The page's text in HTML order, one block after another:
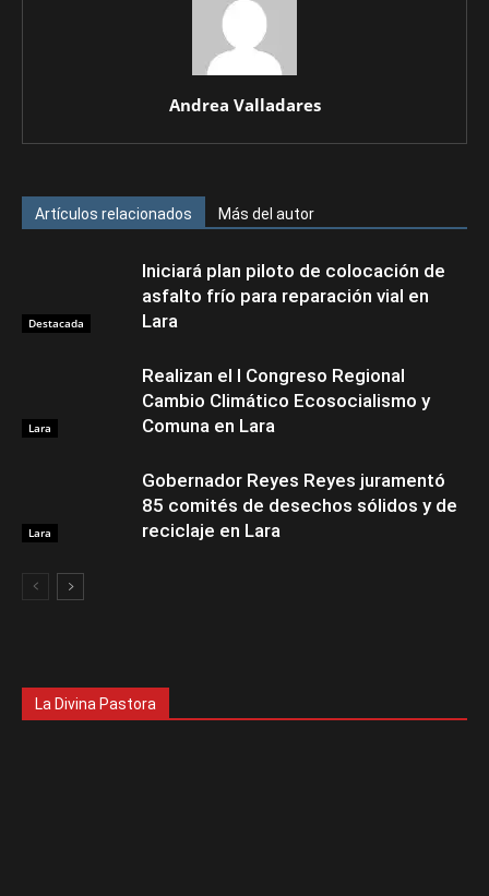
Andrea Valladares
Artículos relacionados Más del autor
Destacada
Iniciará plan piloto de colocación de
asfalto frío para reparación vial en
Lara
Lara
Realizan el I Congreso Regional
Cambio Climático Ecosocialismo y
Comuna en Lara
Lara
Gobernador Reyes Reyes juramentó
85 comités de desechos sólidos y de
reciclaje en Lara
La Divina Pastora